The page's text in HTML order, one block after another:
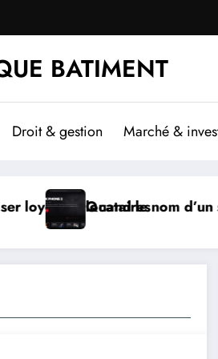
BATIMENT
Droit & gestion Marché &
illégal en dit plus long que son